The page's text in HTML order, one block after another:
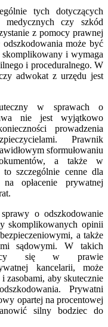
tych dotyczących
medycznych czy szkód
z pomocy prawnej
może być
skomplikowany i wymaga
i proceduralnego. W
adwokat z urzędu jest
w sprawach o
nie jest wyjątkowo
prowadzenia
Prawnik
sformułowaniu
a także w
to szczególnie cenne dla
opłacenie prywatnej
o odszkodowanie
skomplikowanych opinii
a także
sądowymi. W takich
się w prawie
kancelarii, może
zasobami, aby skutecznie
Prywatni
opartej na procentowej
silny bodziec do